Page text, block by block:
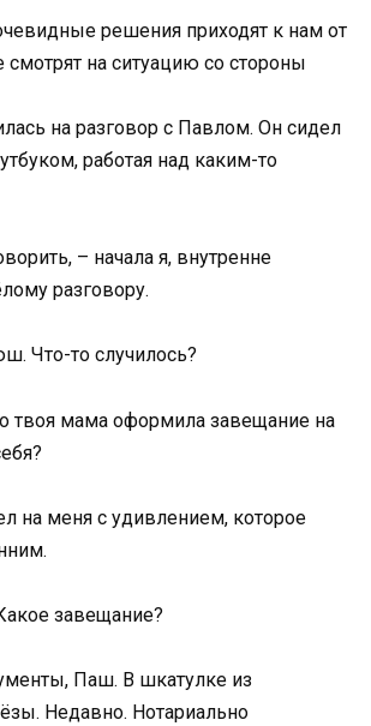
решения приходят к нам от
на ситуацию со стороны
на разговор с Павлом. Он сидел
работая над каким-то
– начала я, внутренне
разговору.
Что-то случилось?
твоя мама оформила завещание на
на меня с удивлением, которое
завещание?
Паш. В шкатулке из
Недавно. Нотариально